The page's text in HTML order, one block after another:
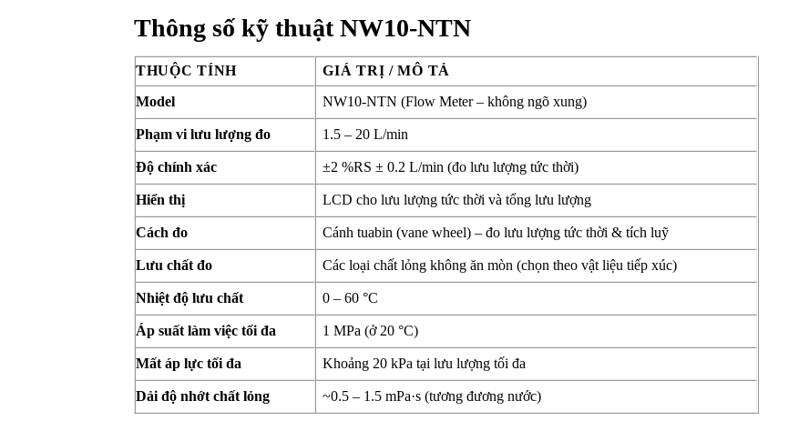
Thông số kỹ thuật NW10-NTN
THUỘC TÍNH
GIÁ TRỊ / MÔ TẢ
Model
NW10-NTN (Flow Meter – không ngõ xung)
Phạm vi lưu lượng đo 1.5 – 20 L/min
Độ chính xác ±2 %RS ± 0.2 L/min (đo lưu lượng tức thời)
Hiển thị LCD cho lưu lượng tức thời và tổng lưu lượng
Cách đo Cánh tuabin (vane wheel) – đo lưu lượng tức thời & tích luỹ
Lưu chất đo Các loại chất lỏng không ăn mòn (chọn theo vật liệu tiếp xúc)
Nhiệt độ lưu chất 0 – 60 °C
Áp suất làm việc tối đa 1 MPa (ở 20 °C)
Mất áp lực tối đa Khoảng 20 kPa tại lưu lượng tối đa
Dải độ nhớt chất lỏng ~0.5 – 1.5 mPa·s (tương đương nước)